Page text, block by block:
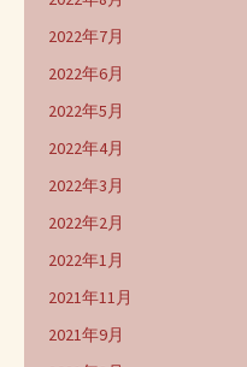
2022年7月
2022年6月
2022年5月
2022年4月
2022年3月
2022年2月
2022年1月
2021年11月
2021年9月